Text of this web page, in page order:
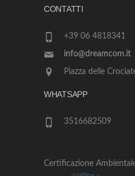
CONTATTI
+39 06 4818341
info@dreamcom.it
Piazza delle
WHATSAPP
3516682509
Certificazione